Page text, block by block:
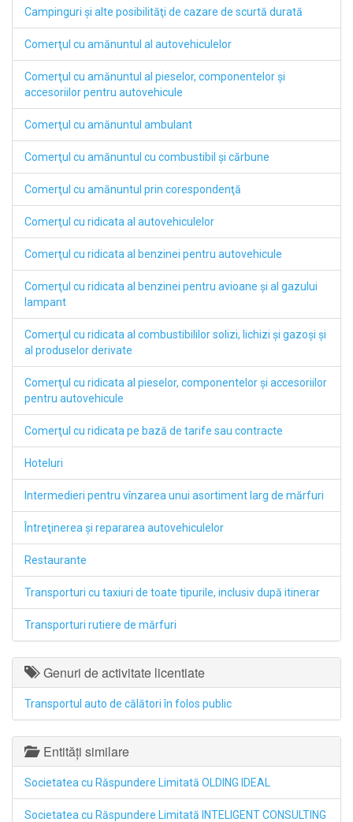
Campinguri şi alte posibilităţi de cazare de scurtă durată
Comerţul cu amănuntul al autovehiculelor
Comerţul cu amănuntul al pieselor, componentelor şi
accesoriilor pentru autovehicule
Comerţul cu amănuntul ambulant
Comerţul cu amănuntul cu combustibil şi cărbune
Comerţul cu amănuntul prin corespondenţă
Comerţul cu ridicata al autovehiculelor
Comerţul cu ridicata al benzinei pentru autovehicule
Comerţul cu ridicata al benzinei pentru avioane şi al gazului
lampant
Comerţul cu ridicata al combustibililor solizi, lichizi şi gazoşi şi
al produselor derivate
Comerţul cu ridicata al pieselor, componentelor şi accesoriilor
pentru autovehicule
Comerţul cu ridicata pe bază de tarife sau contracte
Hoteluri
Intermedieri pentru vînzarea unui asortiment larg de mărfuri
Întreţinerea şi repararea autovehiculelor
Restaurante
Transporturi cu taxiuri de toate tipurile, inclusiv după itinerar
Transporturi rutiere de mărfuri
Genuri de activitate licentiate
Transportul auto de călători în folos public
Entități similare
Societatea cu Răspundere Limitată OLDING IDEAL
Societatea cu Răspundere Limitată INTELIGENT CONSULTING